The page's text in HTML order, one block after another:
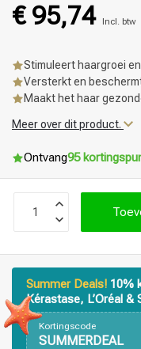
€ 95,74 Incl. btw
Stimuleert haargroei
Versterkt en
Maakt het haar
Meer over dit product.
Ontvang95
Summer Deals! 10%
Kérastase, L’Oréal &
Kortingscode
SUMMERDEAL